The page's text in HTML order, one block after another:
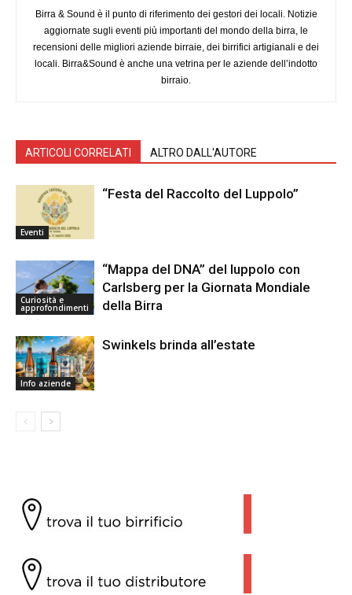
Birra & Sound è il punto di riferimento dei gestori dei locali. Notizie
aggiornate sugli eventi più importanti del mondo della birra, le
recensioni delle migliori aziende birraie, dei birrifici artigianali e dei
locali. Birra&Sound è anche una vetrina per le aziende dell’indotto
birraio.
ARTICOLI CORRELATI ALTRO DALL'AUTORE
Eventi
“Festa del Raccolto del Luppolo”
Curiosità e
approfondimenti
“Mappa del DNA” del luppolo con
Carlsberg per la Giornata Mondiale
della Birra
Info aziende
Swinkels brinda all’estate